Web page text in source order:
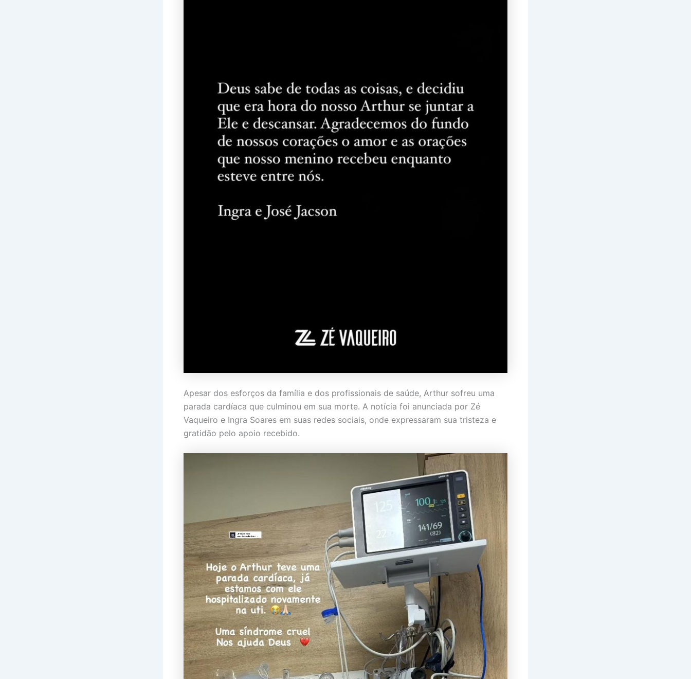
Apesar dos esforços da família e dos profissionais de saúde, Arthur sofreu uma
parada cardíaca que culminou em sua morte. A notícia foi anunciada por Zé
Vaqueiro e Ingra Soares em suas redes sociais, onde expressaram sua tristeza e
gratidão pelo apoio recebido.